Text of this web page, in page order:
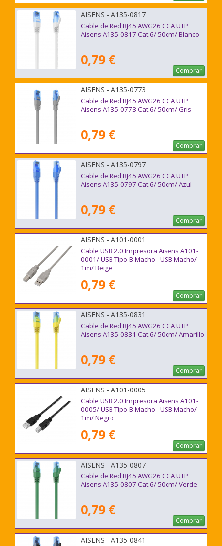
AISENS - A135-0817
Cable de Red RJ45 AWG26 CCA UTP
Aisens A135-0817 Cat.6/ 50cm/ Blanco
0,79 €
Comprar
AISENS - A135-0773
Cable de Red RJ45 AWG26 CCA UTP
Aisens A135-0773 Cat.6/ 50cm/ Gris
0,79 €
Comprar
AISENS - A135-0797
Cable de Red RJ45 AWG26 CCA UTP
Aisens A135-0797 Cat.6/ 50cm/ Azul
0,79 €
Comprar
AISENS - A101-0001
Cable USB 2.0 Impresora Aisens A101-
0001/ USB Tipo-B Macho - USB Macho/
1m/ Beige
0,79 €
Comprar
AISENS - A135-0831
Cable de Red RJ45 AWG26 CCA UTP
Aisens A135-0831 Cat.6/ 50cm/ Amarillo
0,79 €
Comprar
AISENS - A101-0005
Cable USB 2.0 Impresora Aisens A101-
0005/ USB Tipo-B Macho - USB Macho/
1m/ Negro
0,79 €
Comprar
AISENS - A135-0807
Cable de Red RJ45 AWG26 CCA UTP
Aisens A135-0807 Cat.6/ 50cm/ Verde
0,79 €
Comprar
AISENS - A135-0841